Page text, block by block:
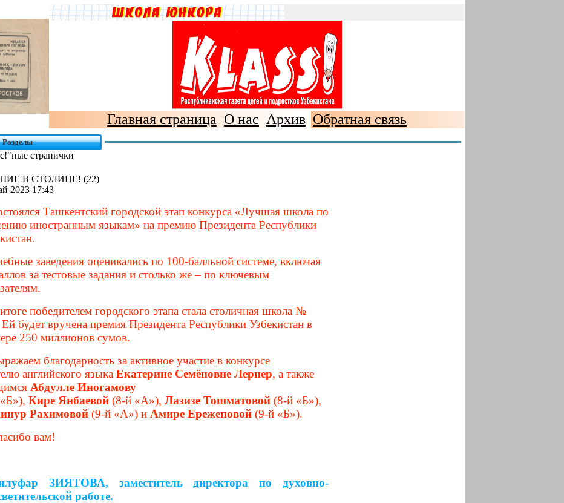
Главная страница О нас Архив Обратная связь
Разделы
странички
В СТОЛИЦЕ! (22)
2023 17:43
Ташкентский городской этап конкурса «Лучшая школа по
иностранным языкам» на премию Президента Республики
заведения оценивались по 100-балльной­ системе, включая
за тестовые задания и столько же – по ключевым
победителем городского этапа стала столичная школа №
будет вручена премия Президента Республики Узбекистан в
250 миллионов сумов.
благодарность за активное участие в конкурсе
английского языка Екатерине Семёновне Лернер, а также
Абдулле Иногамову
Кире Янбаевой (8-й «А»), Лазизе Тошматовой (8-й «Б»),
Рахимовой (9-й «А») и Амире Ережеповой (9-й «Б»).
вам!
ЗИЯТОВА, заместитель директора по духовно-
работе.